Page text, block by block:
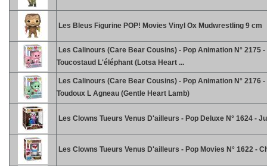
Les Bleus Figurine POP! Movies Vinyl Ox Mudwrestling 9 cm
Les Calinours (Care Bear Cousins) - Pop Animation N° 2175 -
Toucostaud L'éléphant (Lotsa Heart ...
Les Calinours (Care Bear Cousins) - Pop Animation N° 2176 -
Toudoux L Agneau (Gentle Heart Lamb)
Les Clowns Tueurs Venus D'ailleurs - Pop Deluxe N° 1624 -
Les Clowns Tueurs Venus D'ailleurs - Pop Movies N° 1622 -